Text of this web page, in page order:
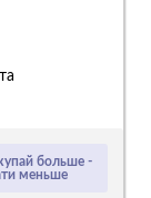
больше -
меньше